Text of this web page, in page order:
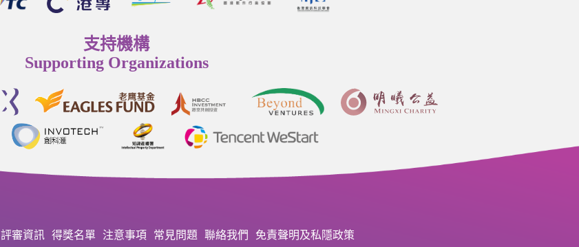
支持機構
Supporting Organizations
評審資訊 得獎名單 注意事項 常見問題 聯絡我們 免責聲明及私隱政策